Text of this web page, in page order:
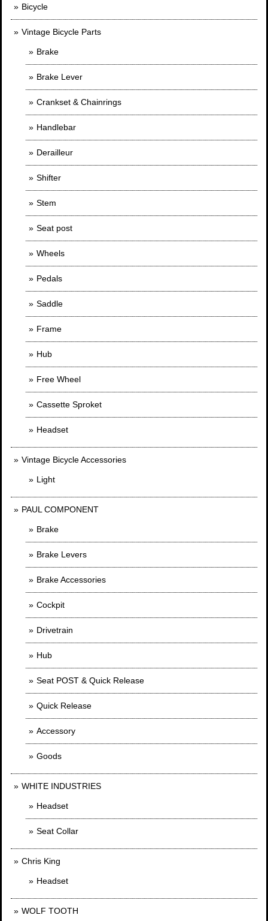
Bicycle
Vintage Bicycle Parts
Brake
Brake Lever
Crankset & Chainrings
Handlebar
Derailleur
Shifter
Stem
Seat post
Wheels
Pedals
Saddle
Frame
Hub
Free Wheel
Cassette Sproket
Headset
Vintage Bicycle Accessories
Light
PAUL COMPONENT
Brake
Brake Levers
Brake Accessories
Cockpit
Drivetrain
Hub
Seat POST & Quick Release
Quick Release
Accessory
Goods
WHITE INDUSTRIES
Headset
Seat Collar
Chris King
Headset
WOLF TOOTH